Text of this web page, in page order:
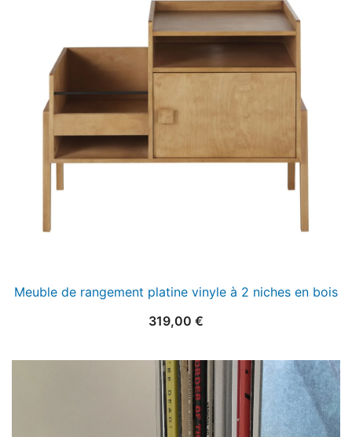
Meuble de rangement platine vinyle à 2 niches en bois
319,00 €